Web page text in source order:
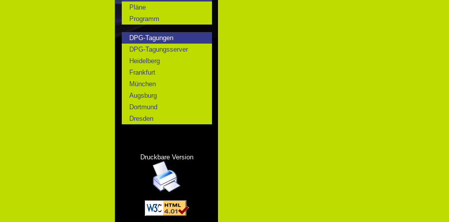
Pläne
Programm
DPG-Tagungen
DPG-Tagungsserver
Heidelberg
Frankfurt
München
Augsburg
Dortmund
Dresden
Druckbare Version